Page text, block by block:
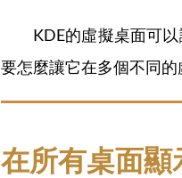
KDE的虛擬桌面可
要怎麼讓它在多個不同
在所有桌面顯